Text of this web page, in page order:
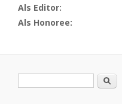
Als Editor:
Als Honoree:
Suche